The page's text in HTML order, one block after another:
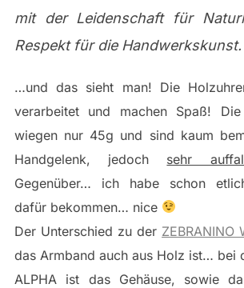
mit der Leidenschaft für
Respekt für die
…und das sieht man! Die
verarbeitet und machen Spaß! Die
wiegen nur 45g und sind kaum
Handgelenk, jedoch sehr
Gegenüber… ich habe schon
dafür bekommen… nice
Der Unterschied zu der ZEBRANINO
das Armband auch aus Holz ist… bei
ALPHA ist das Gehäuse, sowie